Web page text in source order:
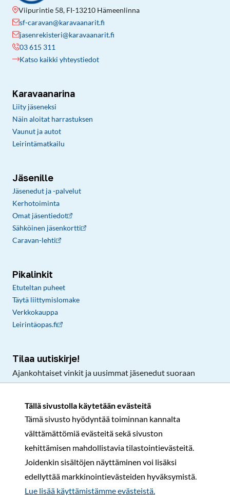
Tällä sivustolla käytetään evästeitä
Tämä sivusto hyödyntää toiminnan kannalta
välttämättömiä evästeitä sekä sivuston
kehittämisen mahdollistavia tilastointievästeitä.
Joidenkin sisältöjen näyttäminen voi lisäksi
edellyttää markkinointievästeiden hyväksymistä.
Lue lisää käyttämistämme evästeistä.​​​​​​
Viipurintie 58, FI-13210 Hämeenlinna
sf-caravan@karavaanarit.fi
jasenrekisteri@karavaanarit.fi
03 615 311
Katso kaikki yhteystiedot
Karavaanarina
Liity jäseneksi
Näin aloitat harrastuksen
Vaunut ja autot
Leirintämatkailu
Jäsenille
Jäsenedut ja -palvelut
Kerhotoiminta
Omat jäsentiedot
Sähköinen jäsenkortti
Caravan-lehti
Pikalinkit
Etuteltan puheet
Täytä liittymislomake
Verkkokauppa
Leirintäopas.fi
Tilaa uutiskirje!
Ajankohtaiset vinkit ja uusimmat jäsenedut suoraan
Rekisteri- ja tietosuojaselosteSopimusehdot